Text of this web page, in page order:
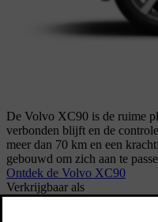
De Volvo XC90 is de ruime
verbonden blijft en de
meer dan 70 km en een
gebouwd om zich aan te
Ontdek de Volvo XC90
Verkrijgbaar als
Plug-in hybride (PHEV)